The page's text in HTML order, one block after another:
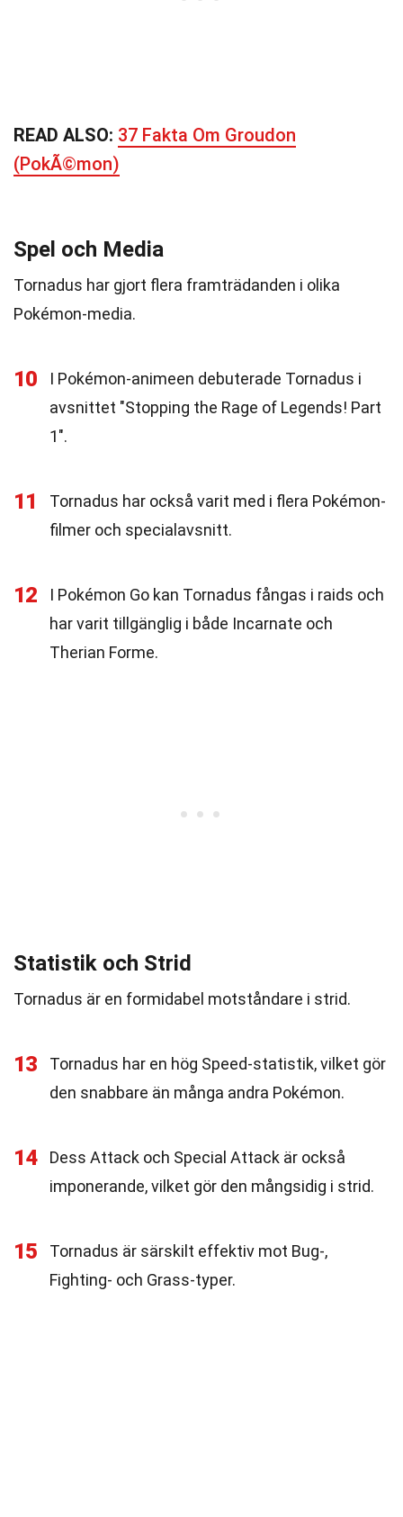
READ ALSO: 37 Fakta Om Groudon
(PokÃ©mon)
Spel och Media
Tornadus har gjort flera framträdanden i olika
Pokémon-media.
10
I Pokémon-animeen debuterade Tornadus i
avsnittet "Stopping the Rage of Legends! Part
1".
11
Tornadus har också varit med i flera Pokémon-
filmer och specialavsnitt.
12
I Pokémon Go kan Tornadus fångas i raids och
har varit tillgänglig i både Incarnate och
Therian Forme.
Statistik och Strid
Tornadus är en formidabel motståndare i strid.
13
Tornadus har en hög Speed-statistik, vilket gör
den snabbare än många andra Pokémon.
14
Dess Attack och Special Attack är också
imponerande, vilket gör den mångsidig i strid.
15
Tornadus är särskilt effektiv mot Bug-,
Fighting- och Grass-typer.